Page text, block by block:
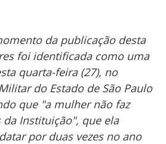
da publicação desta
foi identificada como uma
quarta-feira (27), no
do Estado de São Paulo
que "a mulher não faz
Instituição", que ela
por duas vezes no ano